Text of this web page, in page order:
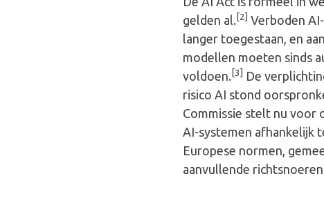
gelden al. [2] Verboden
langer toegestaan, en
modellen moeten sinds
voldoen. [3] De
risico AI stond
Commissie stelt nu voor
AI-systemen afhankelijk
Europese normen,
aanvullende richtsnoeren